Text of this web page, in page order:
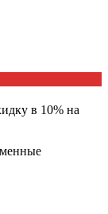
в 10% на